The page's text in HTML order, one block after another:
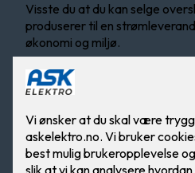
Visste du at du kan selge
produserer til en
økonomi og miljø.
Se hvor mye energi denne
solceller!